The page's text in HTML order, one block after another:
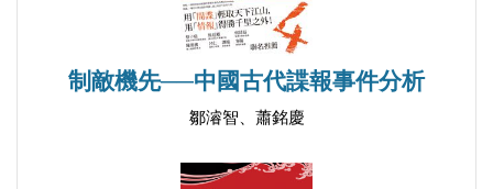
制敵機先──中國古代諜報事件分析
鄒濬智、蕭銘慶